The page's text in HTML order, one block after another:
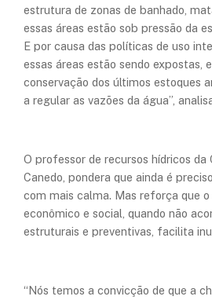
estrutura de zonas de banhado,
essas áreas estão sob pressão da
E por causa das políticas de uso
essas áreas estão sendo expostas,
conservação dos últimos estoques
a regular as vazões da água”,
O professor de recursos hídricos da
Canedo, pondera que ainda é
com mais calma. Mas reforça que
econômico e social, quando não
estruturais e preventivas, facilita
“Nós temos a convicção de que a